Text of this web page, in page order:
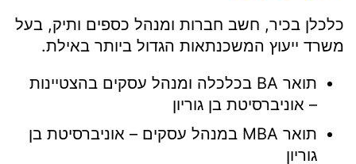
כלכלן בכיר, חשב חברות ומנהל כספים ותיק, בעל
משרד ייעוץ המשכנתאות הגדול ביותר באילת.
תואר BA בכלכלה ומנהל עסקים בהצטיינות
– אוניברסיטת בן גוריון
תואר MBA במנהל עסקים – אוניברסיטת בן
גוריון